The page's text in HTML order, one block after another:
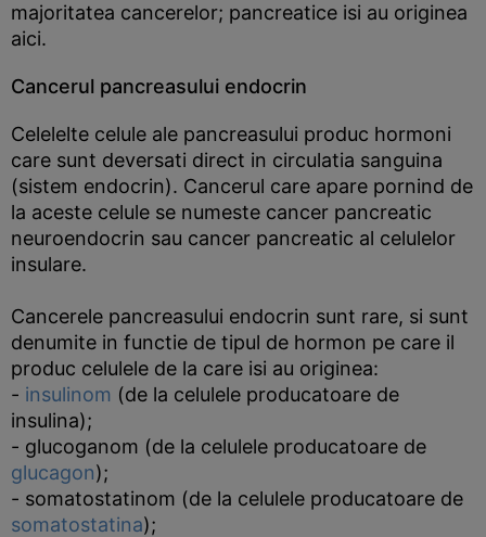
majoritatea cancerelor; pancreatice isi au originea
aici.
Cancerul pancreasului endocrin
Celelelte celule ale pancreasului produc hormoni
care sunt deversati direct in circulatia sanguina
(sistem endocrin). Cancerul care apare pornind de
la aceste celule se numeste cancer pancreatic
neuroendocrin sau cancer pancreatic al celulelor
insulare.
Cancerele pancreasului endocrin sunt rare, si sunt
denumite in functie de tipul de hormon pe care il
produc celulele de la care isi au originea:
- insulinom (de la celulele producatoare de
insulina);
- glucoganom (de la celulele producatoare de
glucagon);
- somatostatinom (de la celulele producatoare de
somatostatina);